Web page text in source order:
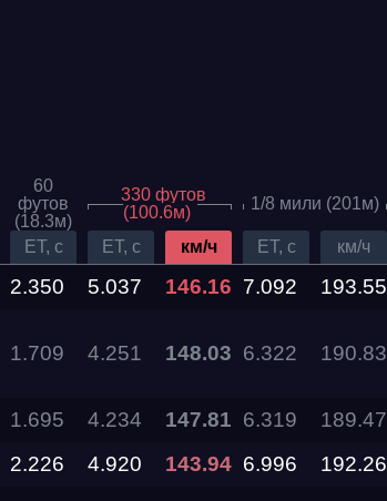
60
футов
(18.3м)
330 футов
(100.6м)
1/8 мили (201м)
ET, c ET, c км/ч ET, c км/ч
2.350 5.037 146.16 7.092 193.55
1.709 4.251 148.03 6.322 190.83
1.695 4.234 147.81 6.319 189.47
2.226 4.920 143.94 6.996 192.26